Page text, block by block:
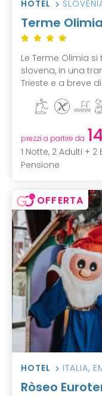
HOTEL
Terme Olimia
Le Terme Olimia
slovena, in una
Trieste e a breve
prezzi a partire da
1 Notte, 2 Adulti +
Pensione
OFFERTA
HOTEL ITALIA,
Ròseo